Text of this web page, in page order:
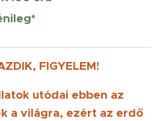
*
FIGYELEM!
utódai ebben az
a világra, ezért az erdő